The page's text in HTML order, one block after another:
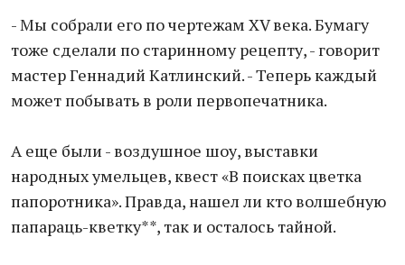
- Мы собрали его по чертежам XV века. Бумагу
тоже сделали по старинному рецепту, - говорит
мастер Геннадий Катлинский. - Теперь каждый
может побывать в роли первопечатника.
А еще были - воздушное шоу, выставки
народных умельцев, квест «В поисках цветка
папоротника». Правда, нашел ли кто волшебную
папараць-кветку**, так и осталось тайной.